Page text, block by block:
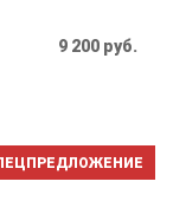
9 200 руб.